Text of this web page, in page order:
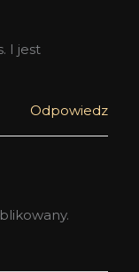
I jest
Odpowiedz